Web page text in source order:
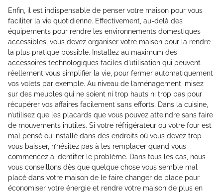
Enfin, il est indispensable de penser votre maison pour vous
faciliter la vie quotidienne. Effectivement, au-delà des
équipements pour rendre les environnements domestiques
accessibles, vous devez organiser votre maison pour la rendre
la plus pratique possible. Installez au maximum des
accessoires technologiques faciles d’utilisation qui peuvent
réellement vous simplifier la vie, pour fermer automatiquement
vos volets par exemple. Au niveau de l’aménagement, misez
sur des meubles qui ne soient ni trop hauts ni trop bas pour
récupérer vos affaires facilement sans efforts. Dans la cuisine,
n’utilisez que les placards que vous pouvez atteindre sans faire
de mouvements inutiles. Si votre réfrigérateur ou votre four est
mal pensé ou installé dans des endroits où vous devez trop
vous baisser, n’hésitez pas à les remplacer quand vous
commencez à identifier le problème. Dans tous les cas, nous
vous conseillons dès que quelque chose vous semble mal
placé dans votre maison de le faire changer de place pour
économiser votre énergie et rendre votre maison de plus en